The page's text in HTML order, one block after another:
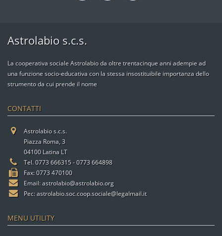
Astrolabio s.c.s.
La cooperativa sociale Astrolabio da oltre trentacinque anni adempie ad
una funzione socio-educativa con la stessa insostituibile importanza dello
strumento da cui prende il nome
CONTATTI
Astrolabio s.c.s.
Piazza Roma, 3
04100 Latina LT
Tel. 0773 666315 - 0773 664898
Fax: 0773 470100
Email:astrolabio@astrolabio.org
Pec:astrolabio.soc.coop.sociale@legalmail.it
MENU UTILITY